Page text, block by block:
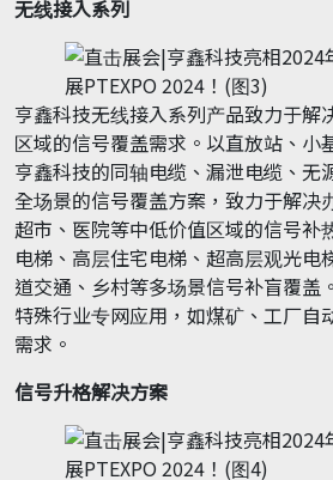
无线接入系列
亨鑫科技无线接入系列产品致力于解
区域的信号覆盖需求。以直放站、小
亨鑫科技的同轴电缆、漏泄电缆、无
全场景的信号覆盖方案，致力于解决
超市、医院等中低价值区域的信号补
电梯、高层住宅电梯、超高层观光电
道交通、乡村等多场景信号补盲覆盖
特殊行业专网应用，如煤矿、工厂自
需求。
信号升格解决方案